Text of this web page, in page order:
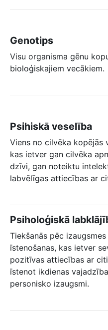
Genotips
Visu organisma gēnu
bioloģiskajiem vecākiem.
Psihiskā veselība
Viens no cilvēka kopējās
kas ietver gan cilvēka
dzīvi, gan noteiktu
labvēlīgas attiecības ar
Psiholoģiskā
Tiekšanās pēc
īstenošanas, kas ietver
pozitīvas attiecības ar
īstenot ikdienas
personisko izaugsmi.